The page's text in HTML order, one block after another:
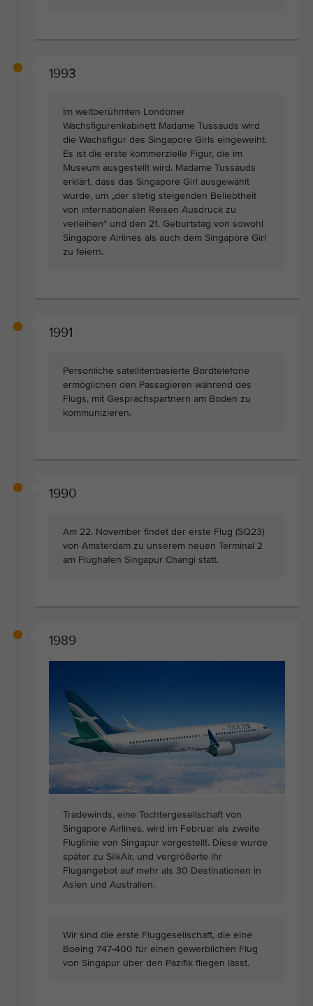
1993
Im weltberühmten Londoner
Wachsfigurenkabinett Madame Tussauds wird
die Wachsfigur des Singapore Girls eingeweiht.
Es ist die erste kommerzielle Figur, die im
Museum ausgestellt wird. Madame Tussauds
erklärt, dass das Singapore Girl ausgewählt
wurde, um „der stetig steigenden Beliebtheit
von internationalen Reisen Ausdruck zu
verleihen“ und den 21. Geburtstag von sowohl
Singapore Airlines als auch dem Singapore Girl
zu feiern.
1991
Persönliche satellitenbasierte Bordtelefone
ermöglichen den Passagieren während des
Flugs, mit Gesprächspartnern am Boden zu
kommunizieren.
1990
Am 22. November findet der erste Flug (SQ23)
von Amsterdam zu unserem neuen Terminal 2
am Flughafen Singapur Changi statt.
1989
Tradewinds, eine Tochtergesellschaft von
Singapore Airlines, wird im Februar als zweite
Fluglinie von Singapur vorgestellt. Diese wurde
später zu SilkAir, und vergrößerte ihr
Flugangebot auf mehr als 30 Destinationen in
Asien und Australien.
Wir sind die erste Fluggesellschaft, die eine
Boeing 747-400 für einen gewerblichen Flug
von Singapur über den Pazifik fliegen lässt.